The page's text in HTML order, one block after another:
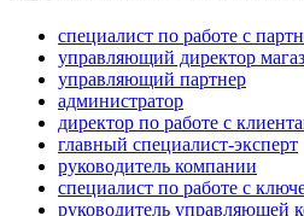
специалист по работе с
управляющий директор
управляющий партнер
администратор
директор по работе с
главный специалист-эксперт
руководитель компании
специалист по работе с
руководитель управляющей